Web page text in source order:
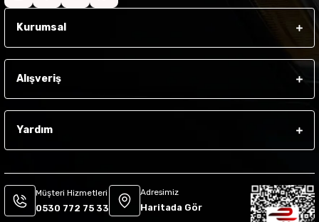
Kurumsal
Alışveriş
Yardım
Müşteri Hizmetleri
0530 772 75 33
Adresimiz
Haritada Gör